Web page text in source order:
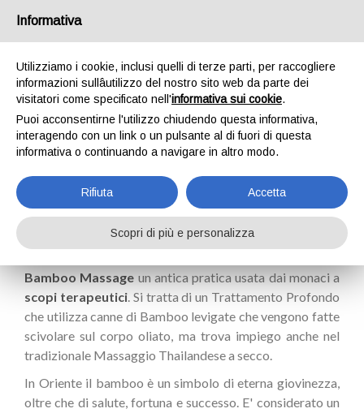
BAMBOO MASSAGE
Bamboo Massage un antica pratica usata dai monaci a
scopi terapeutici. Si tratta di un Trattamento Profondo
che utilizza canne di Bamboo levigate che vengono fatte
scivolare sul corpo oliato, ma trova impiego anche nel
tradizionale Massaggio Thailandese a secco.
In Oriente il bamboo è un simbolo di eterna giovinezza,
oltre che di salute, fortuna e successo. E' considerato un
Informativa
Utilizziamo i cookie, inclusi quelli di terze parti, per raccogliere
informazioni sullâutilizzo del nostro sito web da parte dei
visitatori come specificato nell'informativa sui cookie.
Puoi acconsentirne l'utilizzo chiudendo questa informativa,
interagendo con un link o un pulsante al di fuori di questa
informativa o continuando a navigare in altro modo.
Rifiuta Accetta
Scopri di più e personalizza